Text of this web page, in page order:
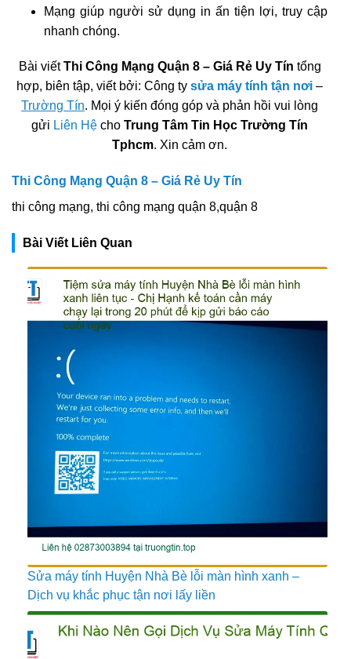
Mạng giúp người sử dụng in ấn tiện lợi, truy cập
nhanh chóng.
Bài viếtThi Công Mạng Quận 8 – Giá Rẻ Uy Tín tổng
hợp, biên tập, viết bởi: Công ty sửa máy tính tận nơi –
Trường Tín. Mọi ý kiến đóng góp và phản hồi vui lòng
gửi Liên Hệ cho Trung Tâm Tin Học Trường Tín
Tphcm. Xin cảm ơn.
Thi Công Mạng Quận 8 – Giá Rẻ Uy Tín
thi công mạng, thi công mạng quận 8,quận 8
Bài Viết Liên Quan
Sửa máy tính Huyện Nhà Bè lỗi màn hình xanh –
Dịch vụ khắc phục tận nơi lấy liền